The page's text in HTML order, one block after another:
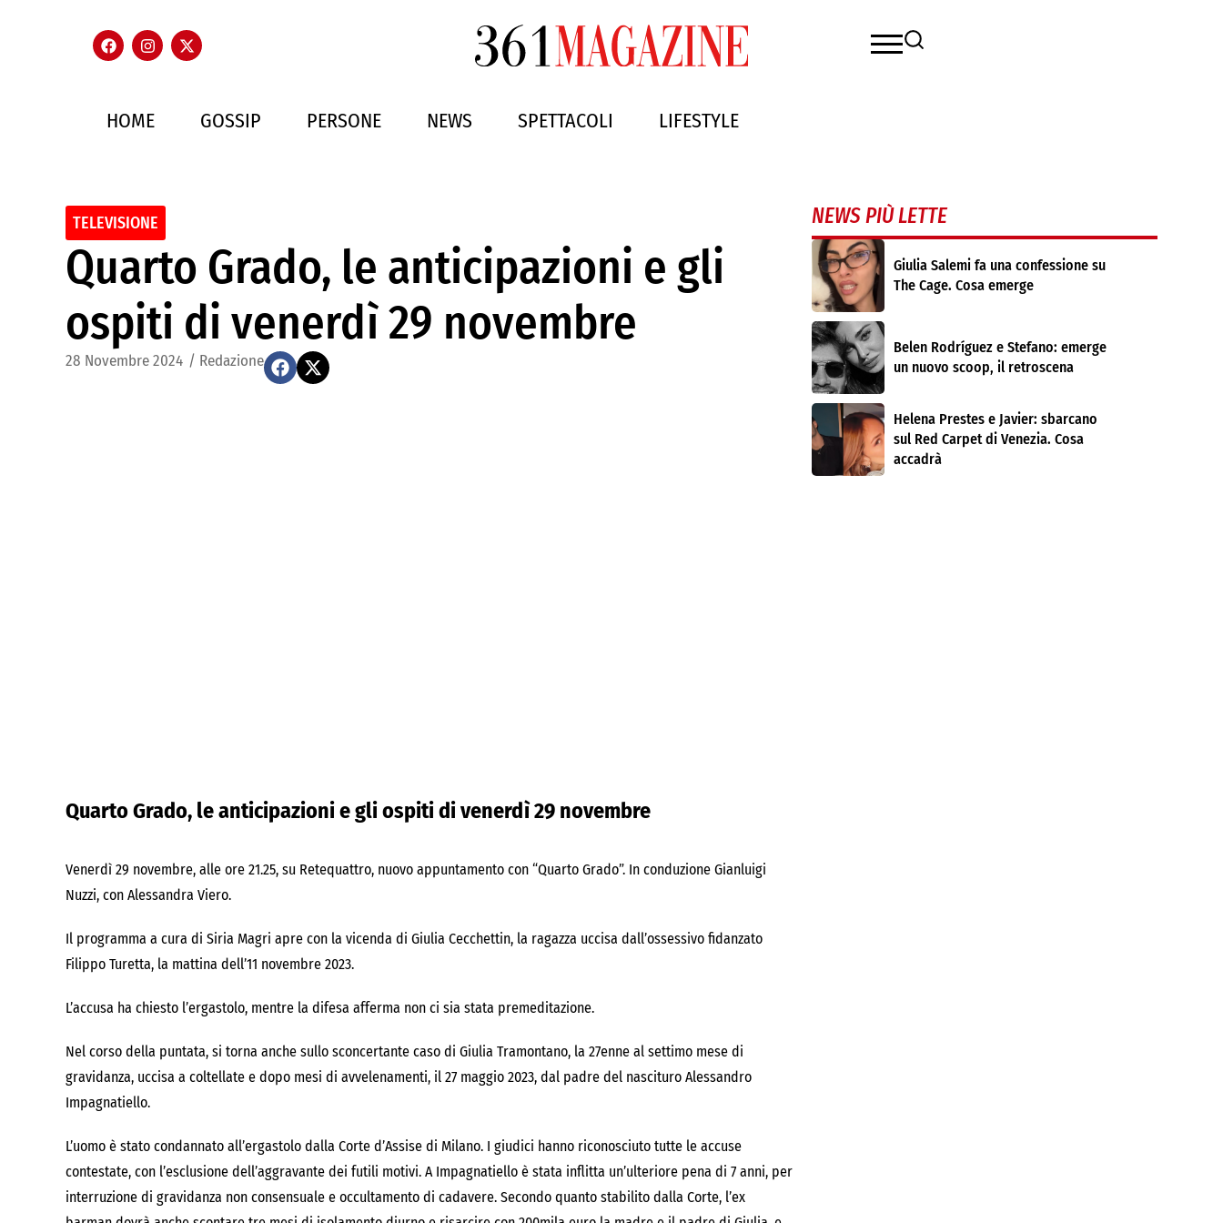
HOME GOSSIP PERSONE NEWS SPETTACOLI LIFESTYLE
TELEVISIONE
Quarto Grado, le anticipazioni e gli
ospiti di venerdì 29 novembre
28 Novembre 2024 / Redazione
Quarto Grado, le anticipazioni e gli ospiti di venerdì 29 novembre
Venerdì 29 novembre, alle ore 21.25, su Retequattro, nuovo appuntamento con “Quarto Grado”. In conduzione Gianluigi
Nuzzi, con Alessandra Viero.
Il programma a cura di Siria Magri apre con la vicenda di Giulia Cecchettin, la ragazza uccisa dall’ossessivo fidanzato
Filippo Turetta, la mattina dell’11 novembre 2023.
L’accusa ha chiesto l’ergastolo, mentre la difesa afferma non ci sia stata premeditazione.
Nel corso della puntata, si torna anche sullo sconcertante caso di Giulia Tramontano, la 27enne al settimo mese di
gravidanza, uccisa a coltellate e dopo mesi di avvelenamenti, il 27 maggio 2023, dal padre del nascituro Alessandro
Impagnatiello.
L’uomo è stato condannato all’ergastolo dalla Corte d’Assise di Milano. I giudici hanno riconosciuto tutte le accuse
contestate, con l’esclusione dell’aggravante dei futili motivi. A Impagnatiello è stata inflitta un’ulteriore pena di 7 anni, per
interruzione di gravidanza non consensuale e occultamento di cadavere. Secondo quanto stabilito dalla Corte, l’ex
NEWS PIÙ LETTE
Giulia Salemi fa una confessione su
The Cage. Cosa emerge
Belen Rodríguez e Stefano: emerge
un nuovo scoop, il retroscena
Helena Prestes e Javier: sbarcano
sul Red Carpet di Venezia. Cosa
accadrà